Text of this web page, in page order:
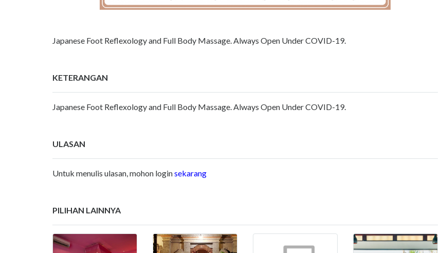
Japanese Foot Reflexology and Full Body Massage. Always Open Under COVID-19.
KETERANGAN
Japanese Foot Reflexology and Full Body Massage. Always Open Under COVID-19.
ULASAN
Untuk menulis ulasan, mohon loginsekarang
PILIHAN LAINNYA